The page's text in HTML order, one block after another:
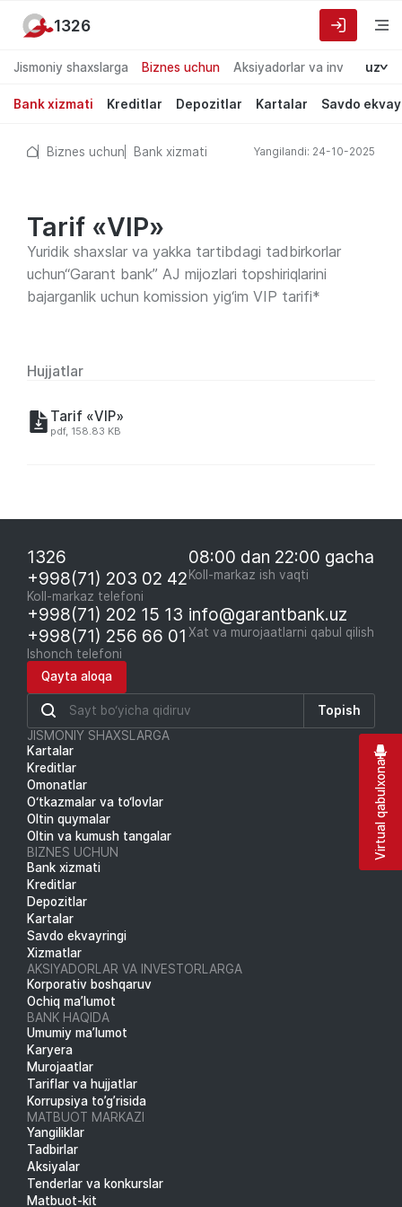
Jismoniy shaxslarga Biznes uchun Aksiyadorlar va investorlarga
uz
Bank xizmati Kreditlar Depozitlar Kartalar Savdo
1326
Biznes uchun Bank xizmati Yangilandi: 24-10-2025
Tarif «VIP»
Yuridik shaxslar va yakka tartibdagi tadbirkorlar
uchun“Garant bank” AJ mijozlari topshiriqlarini
bajarganlik uchun komission yig‘im VIP tarifi*
Hujjatlar
Tarif «VIP»
pdf, 158.83 KB
1326
+998(71) 203 02 42
Koll-markaz telefoni
08:00 dan 22:00 gacha
Koll-markaz ish vaqti
+998(71) 202 15 13
+998(71) 256 66 01
Ishonch telefoni
info@garantbank.uz
Xat va murojaatlarni qabul qilish
Qayta aloqa
Topish
JISMONIY SHAXSLARGA
Kartalar
Kreditlar
Omonatlar
O‘tkazmalar va to‘lovlar
Oltin quymalar
Oltin va kumush tangalar
BIZNES UCHUN
Bank xizmati
Kreditlar
Depozitlar
Kartalar
Savdo ekvayringi
Xizmatlar
AKSIYADORLAR VA INVESTORLARGA
Korporativ boshqaruv
Ochiq ma’lumot
BANK HAQIDA
Umumiy ma’lumot
Karyera
Murojaatlar
Tariflar va hujjatlar
Korrupsiya to’g’risida
MATBUOT MARKAZI
Yangiliklar
Tadbirlar
Aksiyalar
Tenderlar va konkurslar
Matbuot-kit
Virtual qabulxona